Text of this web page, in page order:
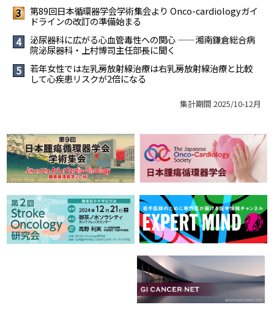
3
第89回日本循環器学会学術集会より Onco-cardiologyガイ
ドラインの改訂の準備始まる
4
泌尿器科に広がる心血管毒性への関心 ――湘南鎌倉総合病
院泌尿器科・上村博司主任部長に聞く
5
若年女性では左乳房放射線治療は右乳房放射線治療と比較
して心疾患リスクが2倍になる
集計期間 2025/10-12月